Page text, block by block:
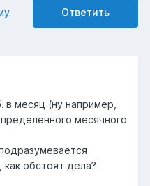
Ответить
в месяц (ну например,
месячного
обстоят дела?